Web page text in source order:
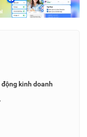
kinh doanh